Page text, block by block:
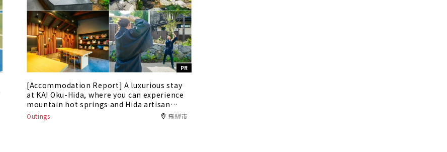
PR
[Accommodation Report] A luxurious stay
at KAI Oku-Hida, where you can experience
mountain hot springs and Hida artisan
culture
Outings 飛騨市